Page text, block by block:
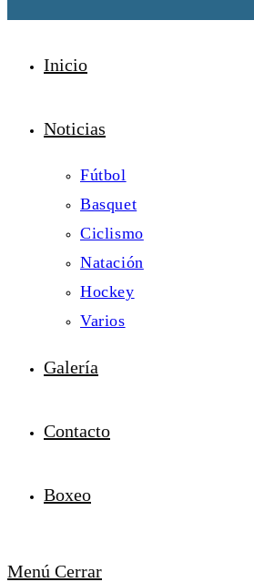
Inicio
Noticias
Fútbol
Basquet
Ciclismo
Natación
Hockey
Varios
Galería
Contacto
Boxeo
Menú Cerrar